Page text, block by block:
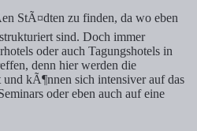
StÃ¤dten zu finden, da wo eben
sind. Doch immer
oder auch Tagungshotels in
denn hier werden die
kÃ¶nnen sich intensiver auf das
oder eben auch auf eine